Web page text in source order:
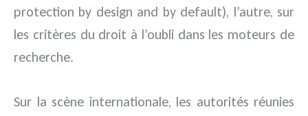
protection by design and by default), l’autre, sur
les critères du droit à l’oubli dans les moteurs de
recherche.
Sur la scène internationale, les autorités réunies